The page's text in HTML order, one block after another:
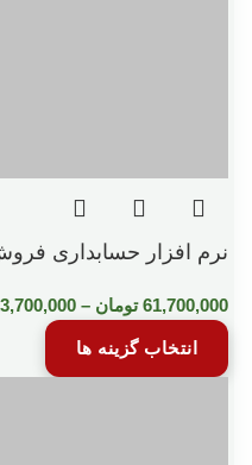
نرم افزار حسابداری
61,700,000 تومان –
انتخاب گزینه ها